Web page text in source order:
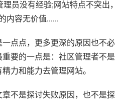
员没有经验;网站特点不突出，
内容无价值......
点点，更多更深的原因也不必
要的一点是：社区管理者不是
力和能力去管理网站。
不是探讨失败原因，也不是探